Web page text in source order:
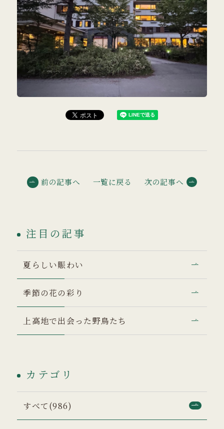
前の記事へ 一覧に戻る 次の記事へ
注目の記事
夏らしい賑わい
季節の花の彩り
上高地で出会った野鳥たち
カテゴリ
すべて(986)